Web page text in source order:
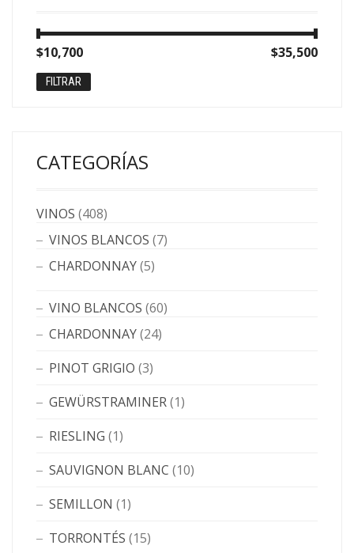
Precio
mínimo
Precio
máximo
FILTRAR
$10,700 $35,500
CATEGORÍAS
VINOS (408)
VINOS BLANCOS (7)
CHARDONNAY(5)
VINO BLANCOS (60)
CHARDONNAY(24)
PINOT GRIGIO (3)
GEWÜRSTRAMINER(1)
RIESLING (1)
SAUVIGNON BLANC (10)
SEMILLON (1)
TORRONTÉS (15)